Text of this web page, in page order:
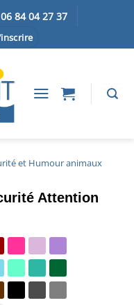
06 84 04 27 37
et Humour animaux
Attention